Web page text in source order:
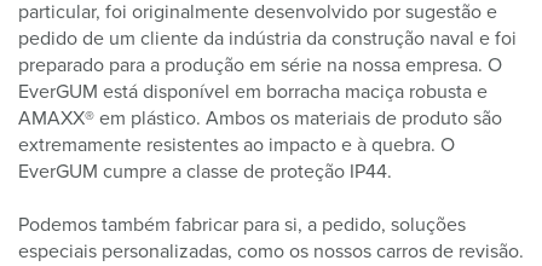
particular, foi originalmente desenvolvido por sugestão e
pedido de um cliente da indústria da construção naval e foi
preparado para a produção em série na nossa empresa. O
EverGUM está disponível em borracha maciça robusta e
AMAXX® em plástico. Ambos os materiais de produto são
extremamente resistentes ao impacto e à quebra. O
EverGUM cumpre a classe de proteção IP44.
Podemos também fabricar para si, a pedido, soluções
especiais personalizadas, como os nossos carros de revisão.